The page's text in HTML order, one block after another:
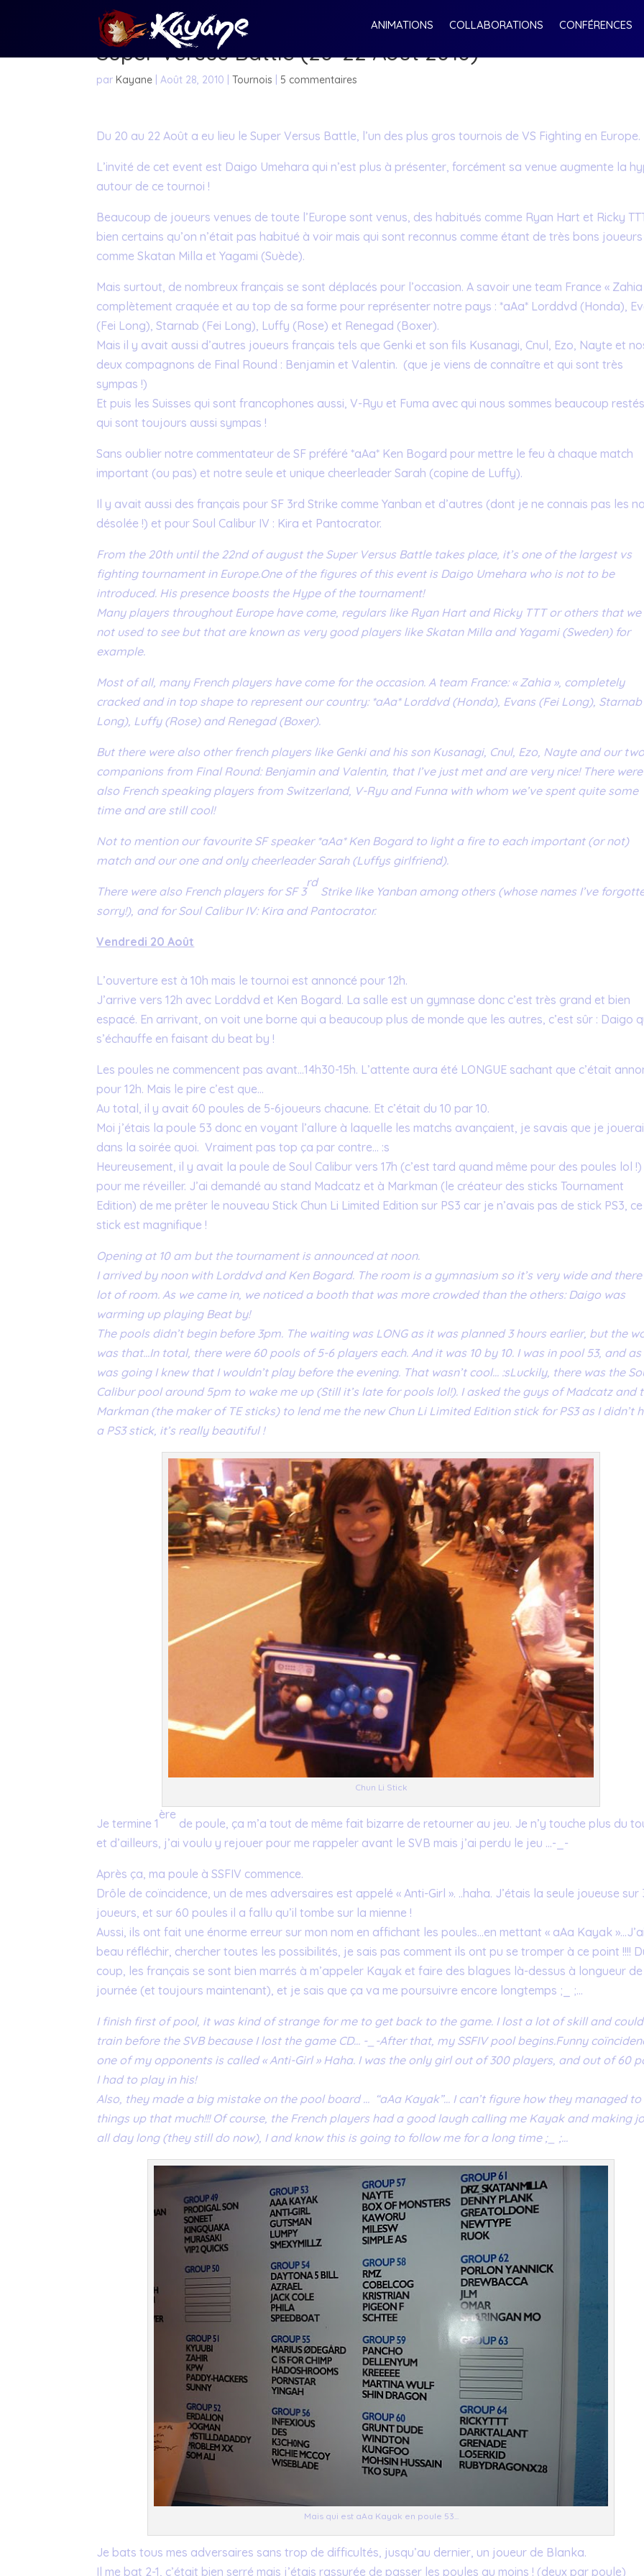
ANIMATIONS COLLABORATIONS CONFÉRENCES
Super Versus Battle (20-22 Août 2010)
parKayane |Août 28, 2010 |Tournois 5 commentaires
Du 20 au 22 Août a eu lieu le Super Versus Battle, l’un des plus gros tournois de VS Fighting en Europe.
L’invité de cet event est Daigo Umehara qui n’est plus à présenter, forcément sa venue augmente la
autour de ce tournoi !
Beaucoup de joueurs venues de toute l’Europe sont venus, des habitués comme Ryan Hart et Ricky
bien certains qu’on n’était pas habitué à voir mais qui sont reconnus comme étant de très bons joueurs
comme Skatan Milla et Yagami (Suède).
Mais surtout, de nombreux français se sont déplacés pour l’occasion. A savoir une team France « Zahia
complètement craquée et au top de sa forme pour représenter notre pays : *aAa* Lorddvd (Honda),
(Fei Long), Starnab (Fei Long), Luffy (Rose) et Renegad (Boxer).
Mais il y avait aussi d’autres joueurs français tels que Genki et son fils Kusanagi, Cnul, Ezo, Nayte et
deux compagnons de Final Round : Benjamin et Valentin. (que je viens de connaître et qui sont très
sympas !)
Et puis les Suisses qui sont francophones aussi, V-Ryu et Fuma avec qui nous sommes beaucoup
qui sont toujours aussi sympas !
Sans oublier notre commentateur de SF préféré *aAa* Ken Bogard pour mettre le feu à chaque match
important (ou pas) et notre seule et unique cheerleader Sarah (copine de Luffy).
Il y avait aussi des français pour SF 3rd Strike comme Yanban et d’autres (dont je ne connais pas les
désolée !) et pour Soul Calibur IV : Kira et Pantocrator.
From the 20th until the 22nd of august the Super Versus Battle takes place, it’s one of the largest vs
fighting tournament in Europe.One of the figures of this event is Daigo Umehara who is not to be
introduced. His presence boosts the Hype of the tournament!
Many players throughout Europe have come, regulars like Ryan Hart and Ricky TTT or others that
not used to see but that are known as very good players like Skatan Milla and Yagami (Sweden) for
example.
Most of all, many French players have come for the occasion. A team France: « Zahia », completely
cracked and in top shape to represent our country: *aAa* Lorddvd (Honda), Evans (Fei Long), Starnab
Long), Luffy (Rose) and Renegad (Boxer).
But there were also other french players like Genki and his son Kusanagi, Cnul, Ezo, Nayte and our two
companions from Final Round: Benjamin and Valentin, that I’ve just met and are very nice! There were
also French speaking players from Switzerland, V-Ryu and Funna with whom we’ve spent quite some
time and are still cool!
Not to mention our favourite SF speaker *aAa* Ken Bogard to light a fire to each important (or not)
match and our one and only cheerleader Sarah (Luffys girlfriend).
There were also French players for SF 3
rd
Strike like Yanban among others (whose names I’ve
sorry!), and for Soul Calibur IV: Kira and Pantocrator.
Vendredi 20 Août
L’ouverture est à 10h mais le tournoi est annoncé pour 12h.
J’arrive vers 12h avec Lorddvd et Ken Bogard. La salle est un gymnase donc c’est très grand et bien
espacé. En arrivant, on voit une borne qui a beaucoup plus de monde que les autres, c’est sûr : Daigo
s’échauffe en faisant du beat by !
Les poules ne commencent pas avant…14h30-15h. L’attente aura été LONGUE sachant que c’était
pour 12h. Mais le pire c’est que…
Au total, il y avait 60 poules de 5-6joueurs chacune. Et c’était du 10 par 10.
Moi j’étais la poule 53 donc en voyant l’allure à laquelle les matchs avançaient, je savais que je
dans la soirée quoi. Vraiment pas top ça par contre… :s
Heureusement, il y avait la poule de Soul Calibur vers 17h (c’est tard quand même pour des poules lol !)
pour me réveiller. J’ai demandé au stand Madcatz et à Markman (le créateur des sticks Tournament
Edition) de me prêter le nouveau Stick Chun Li Limited Edition sur PS3 car je n’avais pas de stick PS3, ce
stick est magnifique !
Opening at 10 am but the tournament is announced at noon.
I arrived by noon with Lorddvd and Ken Bogard. The room is a gymnasium so it’s very wide and
lot of room. As we came in, we noticed a booth that was more crowded than the others: Daigo was
warming up playing Beat by!
The pools didn’t begin before 3pm. The waiting was LONG as it was planned 3 hours earlier, but the
was that…In total, there were 60 pools of 5-6 players each. And it was 10 by 10. I was in pool 53, and
was going I knew that I wouldn’t play before the evening. That wasn’t cool… :sLuckily, there was the
Calibur pool around 5pm to wake me up (Still it’s late for pools lol!). I asked the guys of Madcatz and
Markman (the maker of TE sticks) to lend me the new Chun Li Limited Edition stick for PS3 as I didn’t
a PS3 stick, it’s really beautiful !
Chun Li Stick
Je termine 1
ère
de poule, ça m’a tout de même fait bizarre de retourner au jeu. Je n’y touche plus du
et d’ailleurs, j’ai voulu y rejouer pour me rappeler avant le SVB mais j’ai perdu le jeu …-_-
Après ça, ma poule à SSFIV commence.
Drôle de coïncidence, un de mes adversaires est appelé « Anti-Girl ». ..haha. J’étais la seule joueuse sur
joueurs, et sur 60 poules il a fallu qu’il tombe sur la mienne !
Aussi, ils ont fait une énorme erreur sur mon nom en affichant les poules…en mettant « aAa Kayak »…J’ai
beau réfléchir, chercher toutes les possibilités, je sais pas comment ils ont pu se tromper à ce point !!!!
coup, les français se sont bien marrés à m’appeler Kayak et faire des blagues là-dessus à longueur de
journée (et toujours maintenant), et je sais que ça va me poursuivre encore longtemps ;_ ;…
I finish first of pool, it was kind of strange for me to get back to the game. I lost a lot of skill and
train before the SVB because I lost the game CD… -_-After that, my SSFIV pool begins.Funny
one of my opponents is called « Anti-Girl » Haha. I was the only girl out of 300 players, and out of 60
I had to play in his!
Also, they made a big mistake on the pool board … “aAa Kayak”… I can’t figure how they managed
things up that much!!! Of course, the French players had a good laugh calling me Kayak and making
all day long (they still do now), I and know this is going to follow me for a long time ;_ ;…
Mais qui est aAa Kayak en poule 53...
Je bats tous mes adversaires sans trop de difficultés, jusqu’au dernier, un joueur de Blanka.
Il me bat 2-1, c’était bien serré mais j’étais rassurée de passer les poules au moins ! (deux par poule)